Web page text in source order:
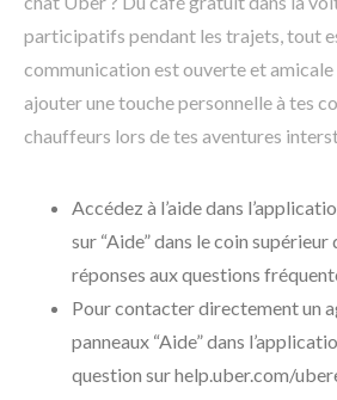
participatifs pendant les trajets, tout
communication est ouverte et amicale
ajouter une touche personnelle à tes
chauffeurs lors de tes aventures
Accédez à l’aide dans
sur “Aide” dans le coin
réponses aux questions
Pour contacter directement un
panneaux “Aide” dans
question sur help.uber.com/